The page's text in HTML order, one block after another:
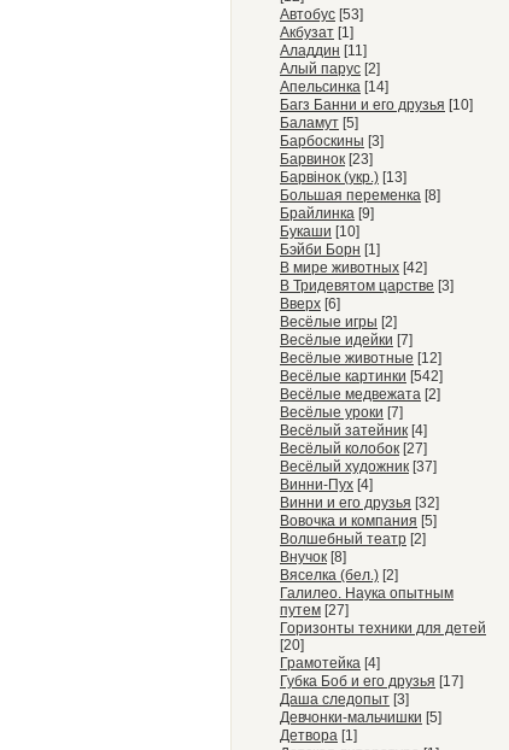
Автобус [53]
Акбузат [1]
Аладдин [11]
Алый парус [2]
Апельсинка [14]
Багз Банни и его друзья [10]
Баламут [5]
Барбоскины [3]
Барвинок [23]
Барвiнок (укр.) [13]
Большая переменка [8]
Брайлинка [9]
Букаши [10]
Бэйби Борн [1]
В мире животных [42]
В Тридевятом царстве [3]
Вверх [6]
Весёлые игры [2]
Весёлые идейки [7]
Весёлые животные [12]
Весёлые картинки [542]
Весёлые медвежата [2]
Весёлые уроки [7]
Весёлый затейник [4]
Весёлый колобок [27]
Весёлый художник [37]
Винни-Пух [4]
Винни и его друзья [32]
Вовочка и компания [5]
Волшебный театр [2]
Внучок [8]
Вяселка (бел.) [2]
Галилео. Наука опытным
путем [27]
Горизонты техники для детей
[20]
Грамотейка [4]
Губка Боб и его друзья [17]
Даша следопыт [3]
Девчонки-мальчишки [5]
Детвора [1]